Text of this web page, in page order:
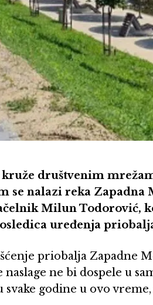
društvenim
se nalazi reka Zapadna
Milun Todorović,
uređenja
priobalja Zapadne
ne bi dospele u
svake godine u ovo